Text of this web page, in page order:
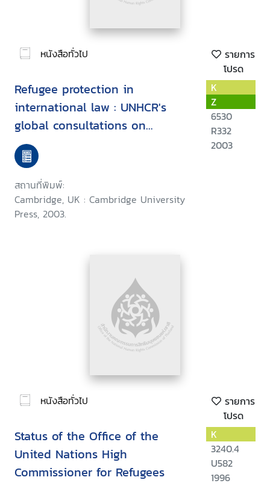
หนังสือทั่วไป
รายการ
โปรด
Refugee protection in
international law : UNHCR's
global consultations on
international protection
สถานที่พิมพ์:
Cambridge, UK : Cambridge University
Press, 2003.
K
Z
6530
R332
2003
หนังสือทั่วไป
รายการ
โปรด
Status of the Office of the
United Nations High
Commissioner for Refugees
K
3240.4
U582
1996